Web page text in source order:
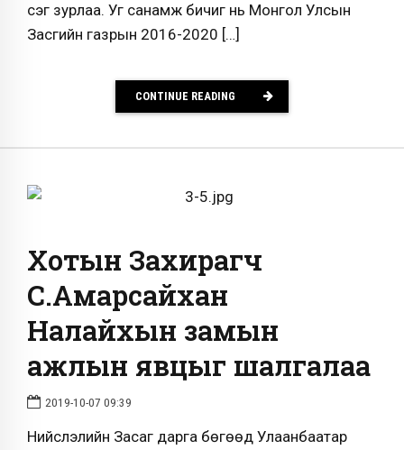
үсэг зурлаа. Уг санамж бичиг нь Монгол Улсын
Засгийн газрын 2016-2020 […]
CONTINUE READING
Хотын Захирагч
С.Амарсайхан
Налайхын замын
ажлын явцыг шалгалаа
2019-10-07 09:39
Нийслэлийн Засаг дарга бөгөөд Улаанбаатар